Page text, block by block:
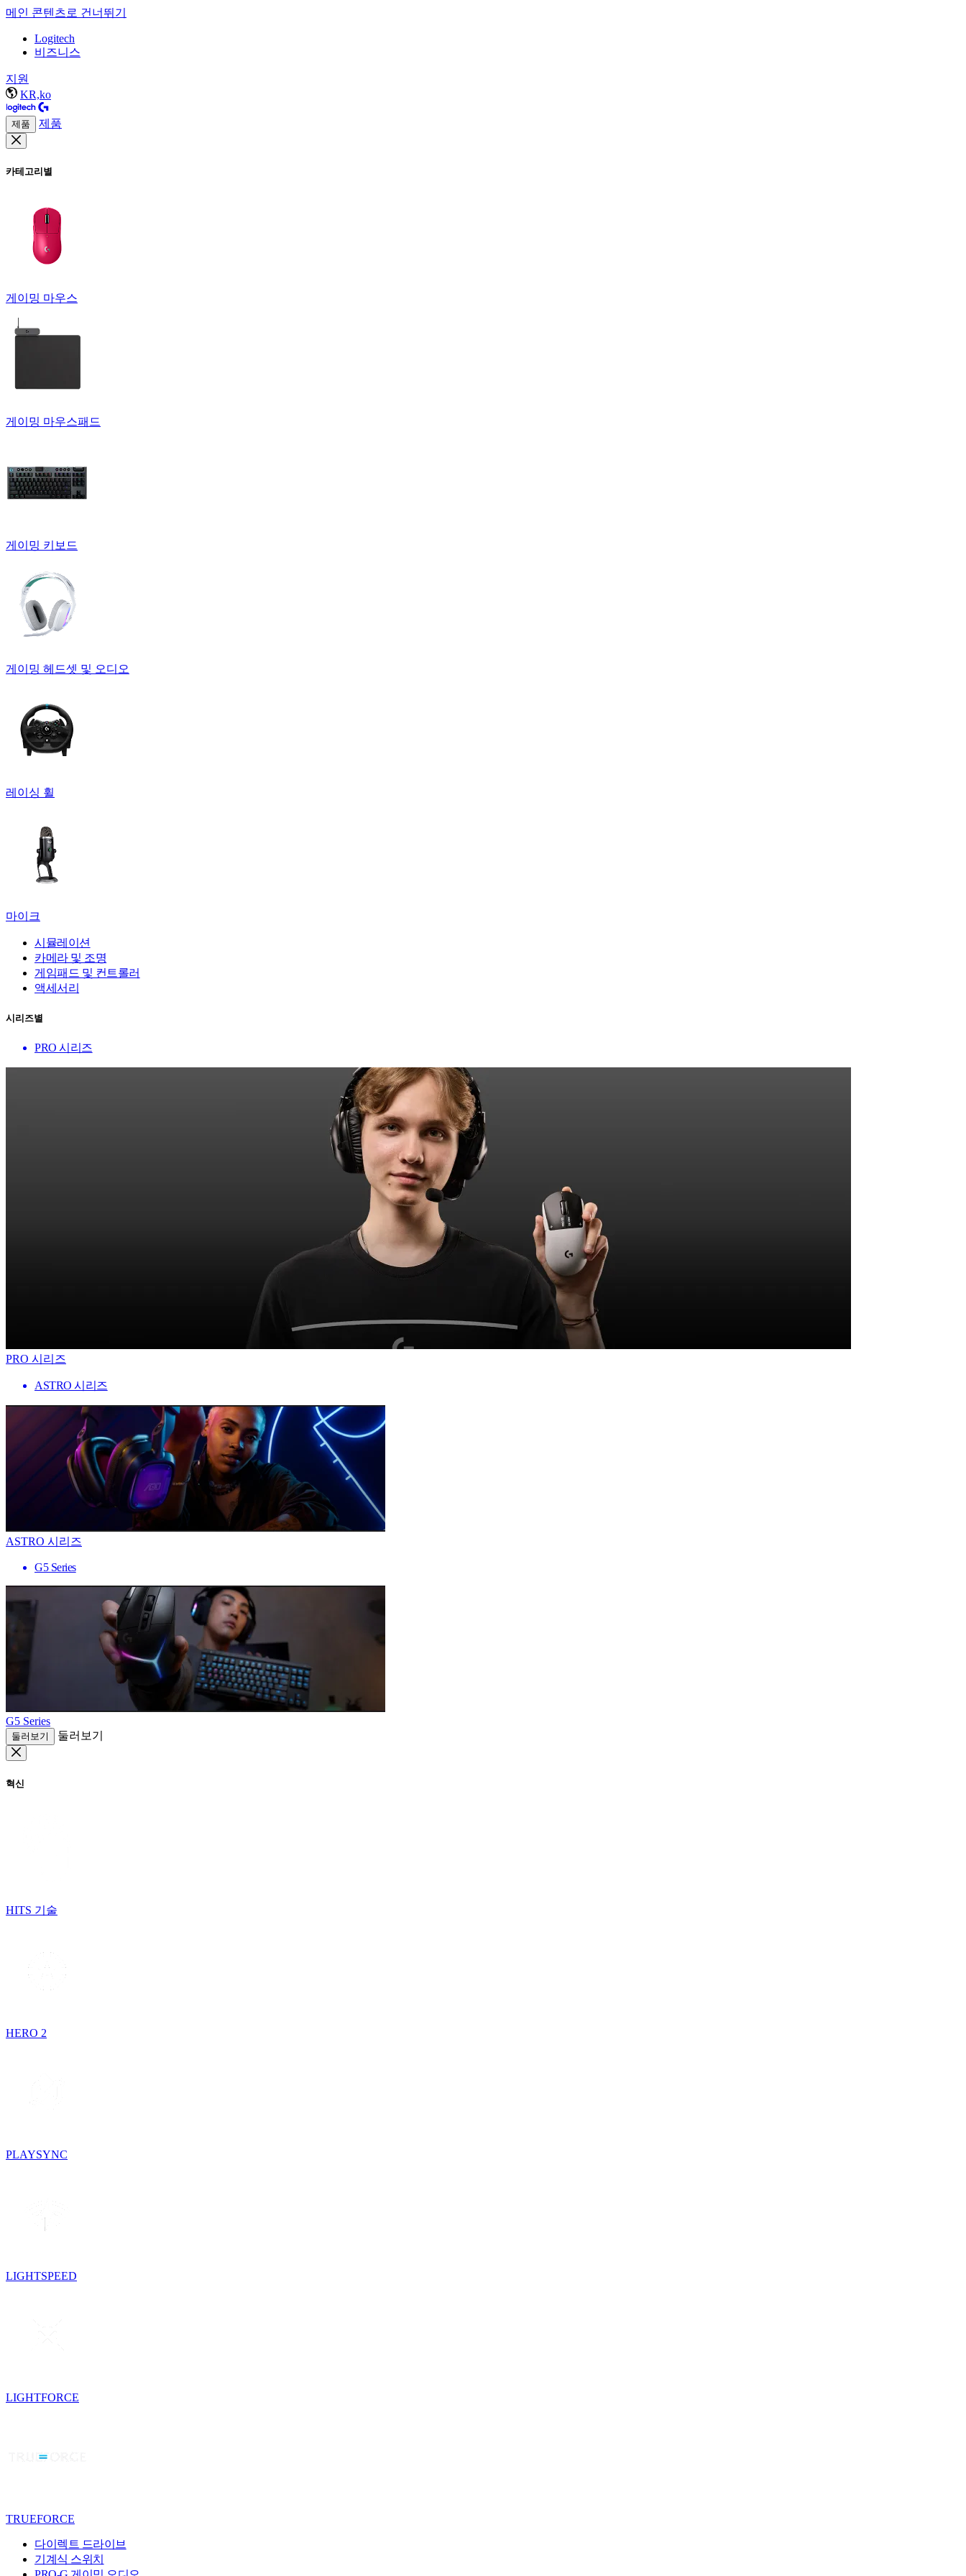
메인 콘텐츠로 건너뛰기
Logitech
비즈니스
지원
KR,ko
제품 제품
카테고리별
게이밍 마우스
게이밍 마우스패드
게이밍 키보드
게이밍 헤드셋 및 오디오
레이싱 휠
마이크
시뮬레이션
카메라 및 조명
게임패드 및 컨트롤러
액세서리
시리즈별
PRO 시리즈
PRO 시리즈
ASTRO 시리즈
ASTRO 시리즈
G5 Series
G5 Series
둘러보기 둘러보기
혁신
HITS 기술
HERO 2
PLAYSYNC
LIGHTSPEED
LIGHTFORCE
TRUEFORCE
다이렉트 드라이브
기계식 스위치